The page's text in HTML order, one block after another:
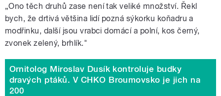
„Ono těch druhů zase není tak veliké množství. Řekl
bych, že drtivá většina lidí pozná sýkorku koňadru a
modřinku, další jsou vrabci domácí a polní, kos černý,
zvonek zelený, brhlík."
Ornitolog Miroslav Dusík kontroluje budky
dravých ptáků. V CHKO Broumovsko je jich na
200